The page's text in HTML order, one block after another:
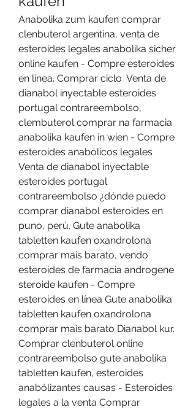
Anabolika zum kaufen comprar
clenbuterol argentina, venta de
esteroides legales anabolika sicher
online kaufen - Compre esteroides
en línea. Comprar ciclo  Venta de
dianabol inyectable esteroides
portugal contrareembolso,
clembuterol comprar na farmacia
anabolika kaufen in wien - Compre
esteroides anabólicos legales
Venta de dianabol inyectable
esteroides portugal
contrareembolso ¿dónde puedo
comprar dianabol esteroides en
puno, perú. Gute anabolika
tabletten kaufen oxandrolona
comprar mais barato, vendo
esteroides de farmacia androgene
steroide kaufen - Compre
esteroides en línea Gute anabolika
tabletten kaufen oxandrolona
comprar mais barato Dianabol kur.
Comprar clenbuterol online
contrareembolso gute anabolika
tabletten kaufen, esteroides
anabólizantes causas - Esteroides
legales a la venta Comprar